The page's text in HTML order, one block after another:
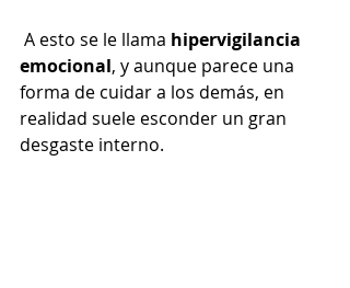
A esto se le llama hipervigilancia
emocional, y aunque parece una
forma de cuidar a los demás, en
realidad suele esconder un gran
desgaste interno.